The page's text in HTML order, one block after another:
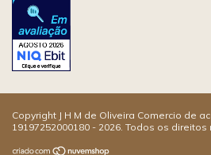
Copyright J H M de Oliveira Comercio de
19197252000180 - 2026. Todos os